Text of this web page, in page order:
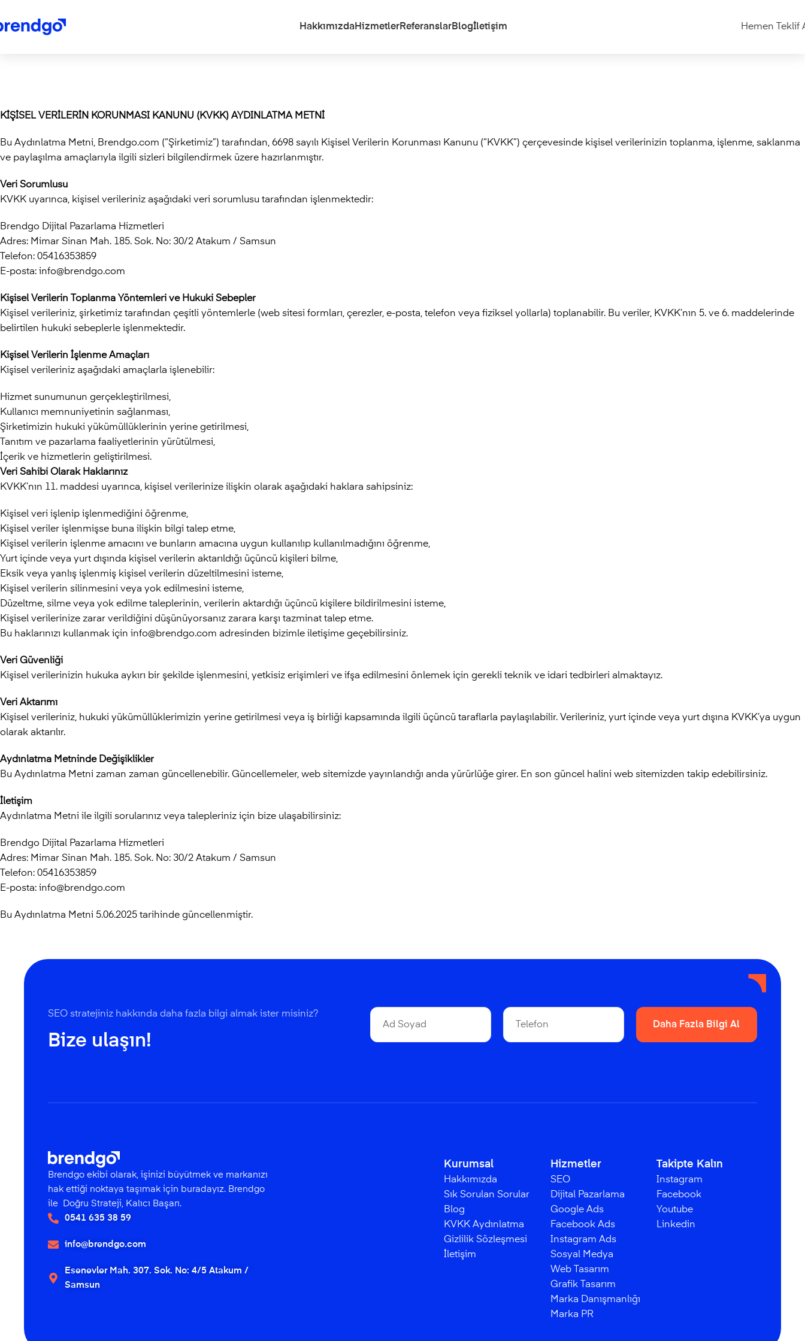
HakkımızdaHizmetlerReferanslarBlogİletişim Hemen Teklif
KİŞİSEL VERİLERİN KORUNMASI KANUNU (KVKK) AYDINLATMA METNİ
Bu Aydınlatma Metni, Brendgo.com (“Şirketimiz”) tarafından, 6698 sayılı Kişisel Verilerin Korunması Kanunu (“KVKK”) çerçevesinde kişisel verilerinizin toplanma, işlenme, saklanma
ve paylaşılma amaçlarıyla ilgili sizleri bilgilendirmek üzere hazırlanmıştır.
Veri Sorumlusu
KVKK uyarınca, kişisel verileriniz aşağıdaki veri sorumlusu tarafından işlenmektedir:
Brendgo Dijital Pazarlama Hizmetleri
Adres: Mimar Sinan Mah. 185. Sok. No: 30/2 Atakum / Samsun
Telefon: 05416353859
E-posta: info@brendgo.com
Kişisel Verilerin Toplanma Yöntemleri ve Hukuki Sebepler
Kişisel verileriniz, şirketimiz tarafından çeşitli yöntemlerle (web sitesi formları, çerezler, e-posta, telefon veya fiziksel yollarla) toplanabilir. Bu veriler, KVKK’nın 5. ve 6. maddelerinde
belirtilen hukuki sebeplerle işlenmektedir.
Kişisel Verilerin İşlenme Amaçları
Kişisel verileriniz aşağıdaki amaçlarla işlenebilir:
Hizmet sunumunun gerçekleştirilmesi,
Kullanıcı memnuniyetinin sağlanması,
Şirketimizin hukuki yükümüllüklerinin yerine getirilmesi,
Tanıtım ve pazarlama faaliyetlerinin yürütülmesi,
İçerik ve hizmetlerin geliştirilmesi.
Veri Sahibi Olarak Haklarınız
KVKK’nın 11. maddesi uyarınca, kişisel verilerinize ilişkin olarak aşağıdaki haklara sahipsiniz:
Kişisel veri işlenip işlenmediğini öğrenme,
Kişisel veriler işlenmişse buna ilişkin bilgi talep etme,
Kişisel verilerin işlenme amacını ve bunların amacına uygun kullanılıp kullanılmadığını öğrenme,
Yurt içinde veya yurt dışında kişisel verilerin aktarıldığı üçüncü kişileri bilme,
Eksik veya yanlış işlenmiş kişisel verilerin düzeltilmesini isteme,
Kişisel verilerin silinmesini veya yok edilmesini isteme,
Düzeltme, silme veya yok edilme taleplerinin, verilerin aktardığı üçüncü kişilere bildirilmesini isteme,
Kişisel verilerinize zarar verildiğini düşünüyorsanız zarara karşı tazminat talep etme.
Bu haklarınızı kullanmak için info@brendgo.com adresinden bizimle iletişime geçebilirsiniz.
Veri Güvenliği
Kişisel verilerinizin hukuka aykırı bir şekilde işlenmesini, yetkisiz erişimleri ve ifşa edilmesini önlemek için gerekli teknik ve idari tedbirleri almaktayız.
Veri Aktarımı
Kişisel verileriniz, hukuki yükümüllüklerimizin yerine getirilmesi veya iş birliği kapsamında ilgili üçüncü taraflarla paylaşılabilir. Verileriniz, yurt içinde veya yurt dışına KVKK’ya uygun
olarak aktarılır.
Aydınlatma Metninde Değişiklikler
Bu Aydınlatma Metni zaman zaman güncellenebilir. Güncellemeler, web sitemizde yayınlandığı anda yürürlüğe girer. En son güncel halini web sitemizden takip edebilirsiniz.
İletişim
Aydınlatma Metni ile ilgili sorularınız veya talepleriniz için bize ulaşabilirsiniz:
Brendgo Dijital Pazarlama Hizmetleri
Adres: Mimar Sinan Mah. 185. Sok. No: 30/2 Atakum / Samsun
Telefon: 05416353859
E-posta: info@brendgo.com
Bu Aydınlatma Metni 5.06.2025 tarihinde güncellenmiştir.
SEO stratejiniz hakkında daha fazla bilgi almak ister misiniz?
Bize ulaşın!
Daha Fazla Bilgi Al
Brendgo ekibi olarak, işinizi büyütmek ve markanızı
hak ettiği noktaya taşımak için buradayız. Brendgo
ile Doğru Strateji, Kalıcı Başarı.
0541 635 38 59
info@brendgo.com
Esenevler Mah. 307. Sok. No: 4/5 Atakum /
Samsun
Kurumsal
Hakkımızda
Sık Sorulan Sorular
Blog
KVKK Aydınlatma
Gizlilik Sözleşmesi
İletişim
Hizmetler
SEO
Dijital Pazarlama
Google Ads
Facebook Ads
Instagram Ads
Sosyal Medya
Web Tasarım
Grafik Tasarım
Marka Danışmanlığı
Marka PR
Takipte Kalın
Instagram
Facebook
Youtube
Linkedin